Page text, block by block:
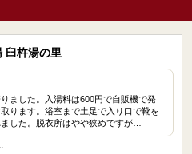
臼杵湯の里
ました。入湯料は600円で自販機で発
ります。浴室まで土足で入り口で靴を
した。脱衣所はやや狭めですが…